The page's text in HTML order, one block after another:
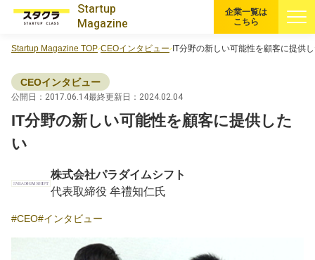
Startup
Magazine
注目スタートアップ
イベント・セミナー
特集記事
CEOインタビュー
企業一覧は
こちら
Startup Magazine TOP CEOインタビュー IT分野の新しい可能性を顧客に提供
CEOインタビュー
公開日：2017.06.14最終更新日：2024.02.04
IT分野の新しい可能性を顧客に提供した
い
株式会社パラダイムシフト
代表取締役 牟禮知仁氏
CEO インタビュー